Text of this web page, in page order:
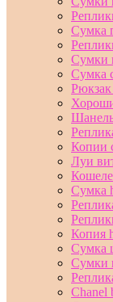
Сумка
Сумки
Сумка
Копии
Луи
Сумка
Копия
Сумка
Сумки
Chanel